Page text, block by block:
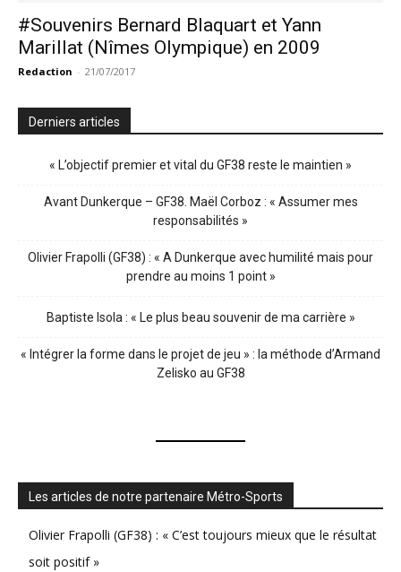
#Souvenirs Bernard Blaquart et Yann
Marillat (Nîmes Olympique) en 2009
Redaction - 21/07/2017
Derniers articles
« L’objectif premier et vital du GF38 reste le maintien »
Avant Dunkerque – GF38. Maël Corboz : « Assumer mes
responsabilités »
Olivier Frapolli (GF38) : « A Dunkerque avec humilité mais pour
prendre au moins 1 point »
Baptiste Isola : « Le plus beau souvenir de ma carrière »
« Intégrer la forme dans le projet de jeu » : la méthode d’Armand
Zelisko au GF38
Les articles de notre partenaire Métro-Sports
Olivier Frapolli (GF38) : « C’est toujours mieux que le résultat
soit positif »